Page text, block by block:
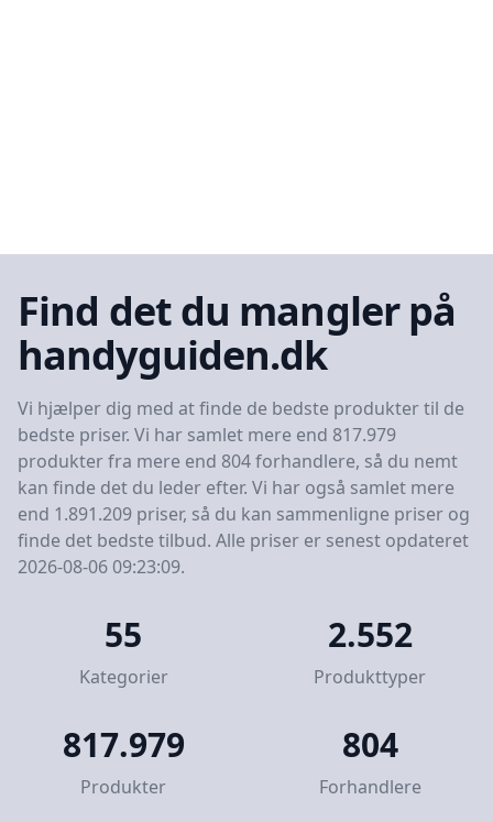
Find det du mangler på
handyguiden.dk
Vi hjælper dig med at finde de bedste produkter til de
bedste priser. Vi har samlet mere end 817.979
produkter fra mere end 804 forhandlere, så du nemt
kan finde det du leder efter. Vi har også samlet mere
end 1.891.209 priser, så du kan sammenligne priser og
finde det bedste tilbud. Alle priser er senest opdateret
2026-08-06 09:23:09.
55
Kategorier
2.552
Produkttyper
817.979
Produkter
804
Forhandlere